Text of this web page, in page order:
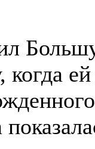
когда